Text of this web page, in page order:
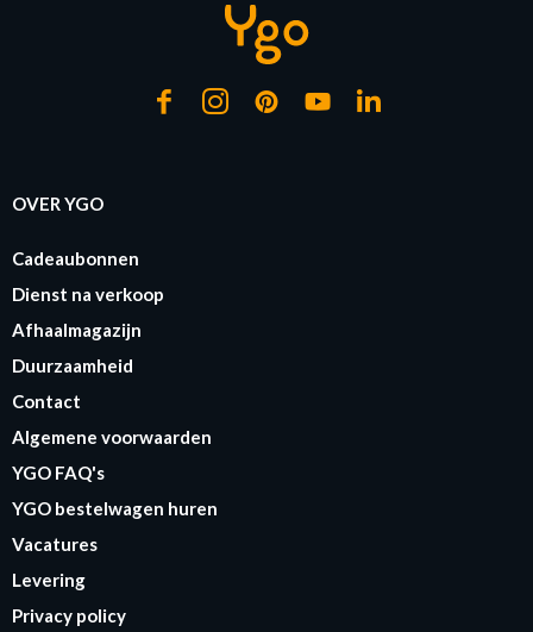
OVER YGO
Cadeaubonnen
Dienst na verkoop
Afhaalmagazijn
Duurzaamheid
Contact
Algemene voorwaarden
YGO FAQ's
YGO bestelwagen huren
Vacatures
Levering
Privacy policy